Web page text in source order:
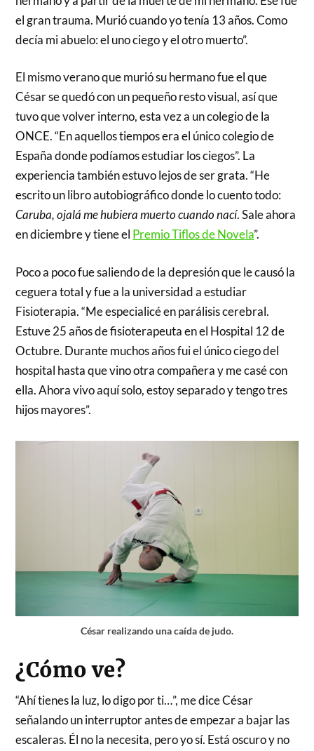
el gran trauma. Murió cuando yo tenía 13 años. Como
decía mi abuelo: el uno ciego y el otro muerto”.
El mismo verano que murió su hermano fue el que
César se quedó con un pequeño resto visual, así que
tuvo que volver interno, esta vez a un colegio de la
ONCE. “En aquellos tiempos era el único colegio de
España donde podíamos estudiar los ciegos”. La
experiencia también estuvo lejos de ser grata. “He
escrito un libro autobiográfico donde lo cuento todo:
Caruba, ojalá me hubiera muerto cuando nací. Sale ahora
en diciembre y tiene el Premio Tiflos de Novela”.
Poco a poco fue saliendo de la depresión que le causó la
ceguera total y fue a la universidad a estudiar
Fisioterapia. “Me especialicé en parálisis cerebral.
Estuve 25 años de fisioterapeuta en el Hospital 12 de
Octubre. Durante muchos años fui el único ciego del
hospital hasta que vino otra compañera y me casé con
ella. Ahora vivo aquí solo, estoy separado y tengo tres
hijos mayores”.
César realizando una caída de judo.
¿Cómo ve?
“Ahí tienes la luz, lo digo por ti…”, me dice César
señalando un interruptor antes de empezar a bajar las
escaleras. Él no la necesita, pero yo sí. Está oscuro y no